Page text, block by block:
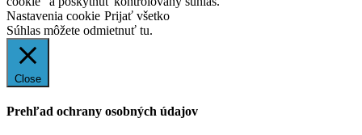
Nastavenia cookie Prijať všetko
Súhlas môžete odmietnuť tu.
Close
Prehľad ochrany osobných údajov